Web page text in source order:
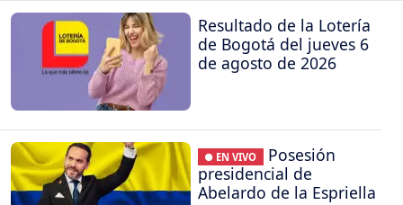
Resultado de la Lotería
de Bogotá del jueves 6
de agosto de 2026
● EN VIVO
Posesión
presidencial de
Abelardo de la Espriella